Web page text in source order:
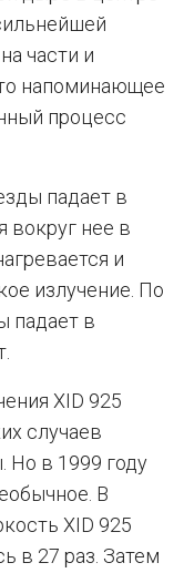
части и
напоминающее
процесс
падает в
вокруг нее в
и
излучение. По
падает в
XID 925
случаев
Но в 1999 году
В
XID 925
в 27 раз. Затем